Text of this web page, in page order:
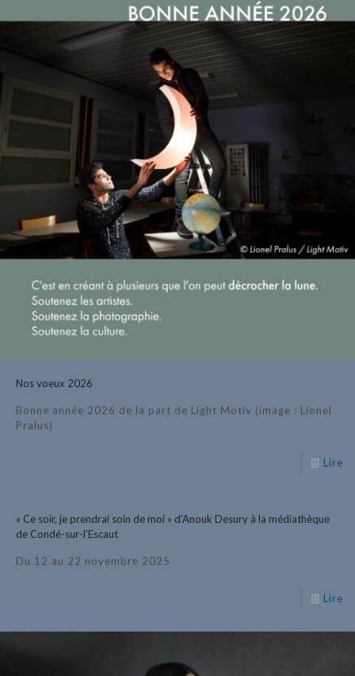
Nos voeux 2026
Bonne année 2026 de la part de Light Motiv (image : Lionel
Pralus)
Lire
« Ce soir, je prendrai soin de moi » d’Anouk Desury à la médiathèque
de Condé-sur-l’Escaut
Du 12 au 22 novembre 2025
Lire